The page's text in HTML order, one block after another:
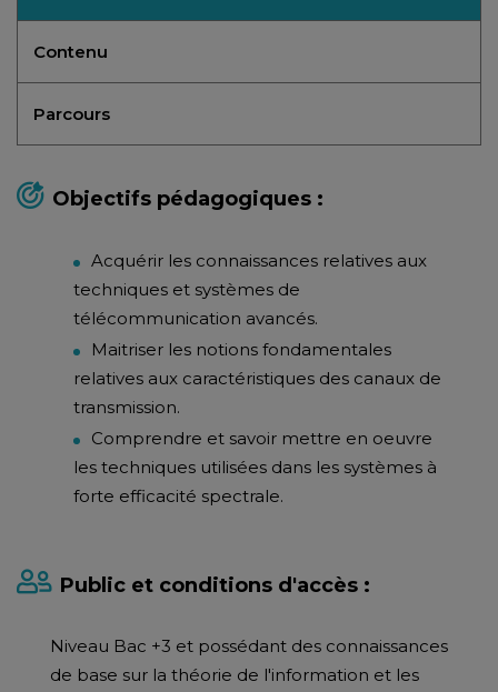
Contenu
Parcours
Objectifs pédagogiques :
Acquérir les connaissances relatives aux
techniques et systèmes de
télécommunication avancés.
Maitriser les notions fondamentales
relatives aux caractéristiques des canaux de
transmission.
Comprendre et savoir mettre en oeuvre
les techniques utilisées dans les systèmes à
forte efficacité spectrale.
Public et conditions d'accès :
Niveau Bac +3 et possédant des connaissances
de base sur la théorie de l'information et les